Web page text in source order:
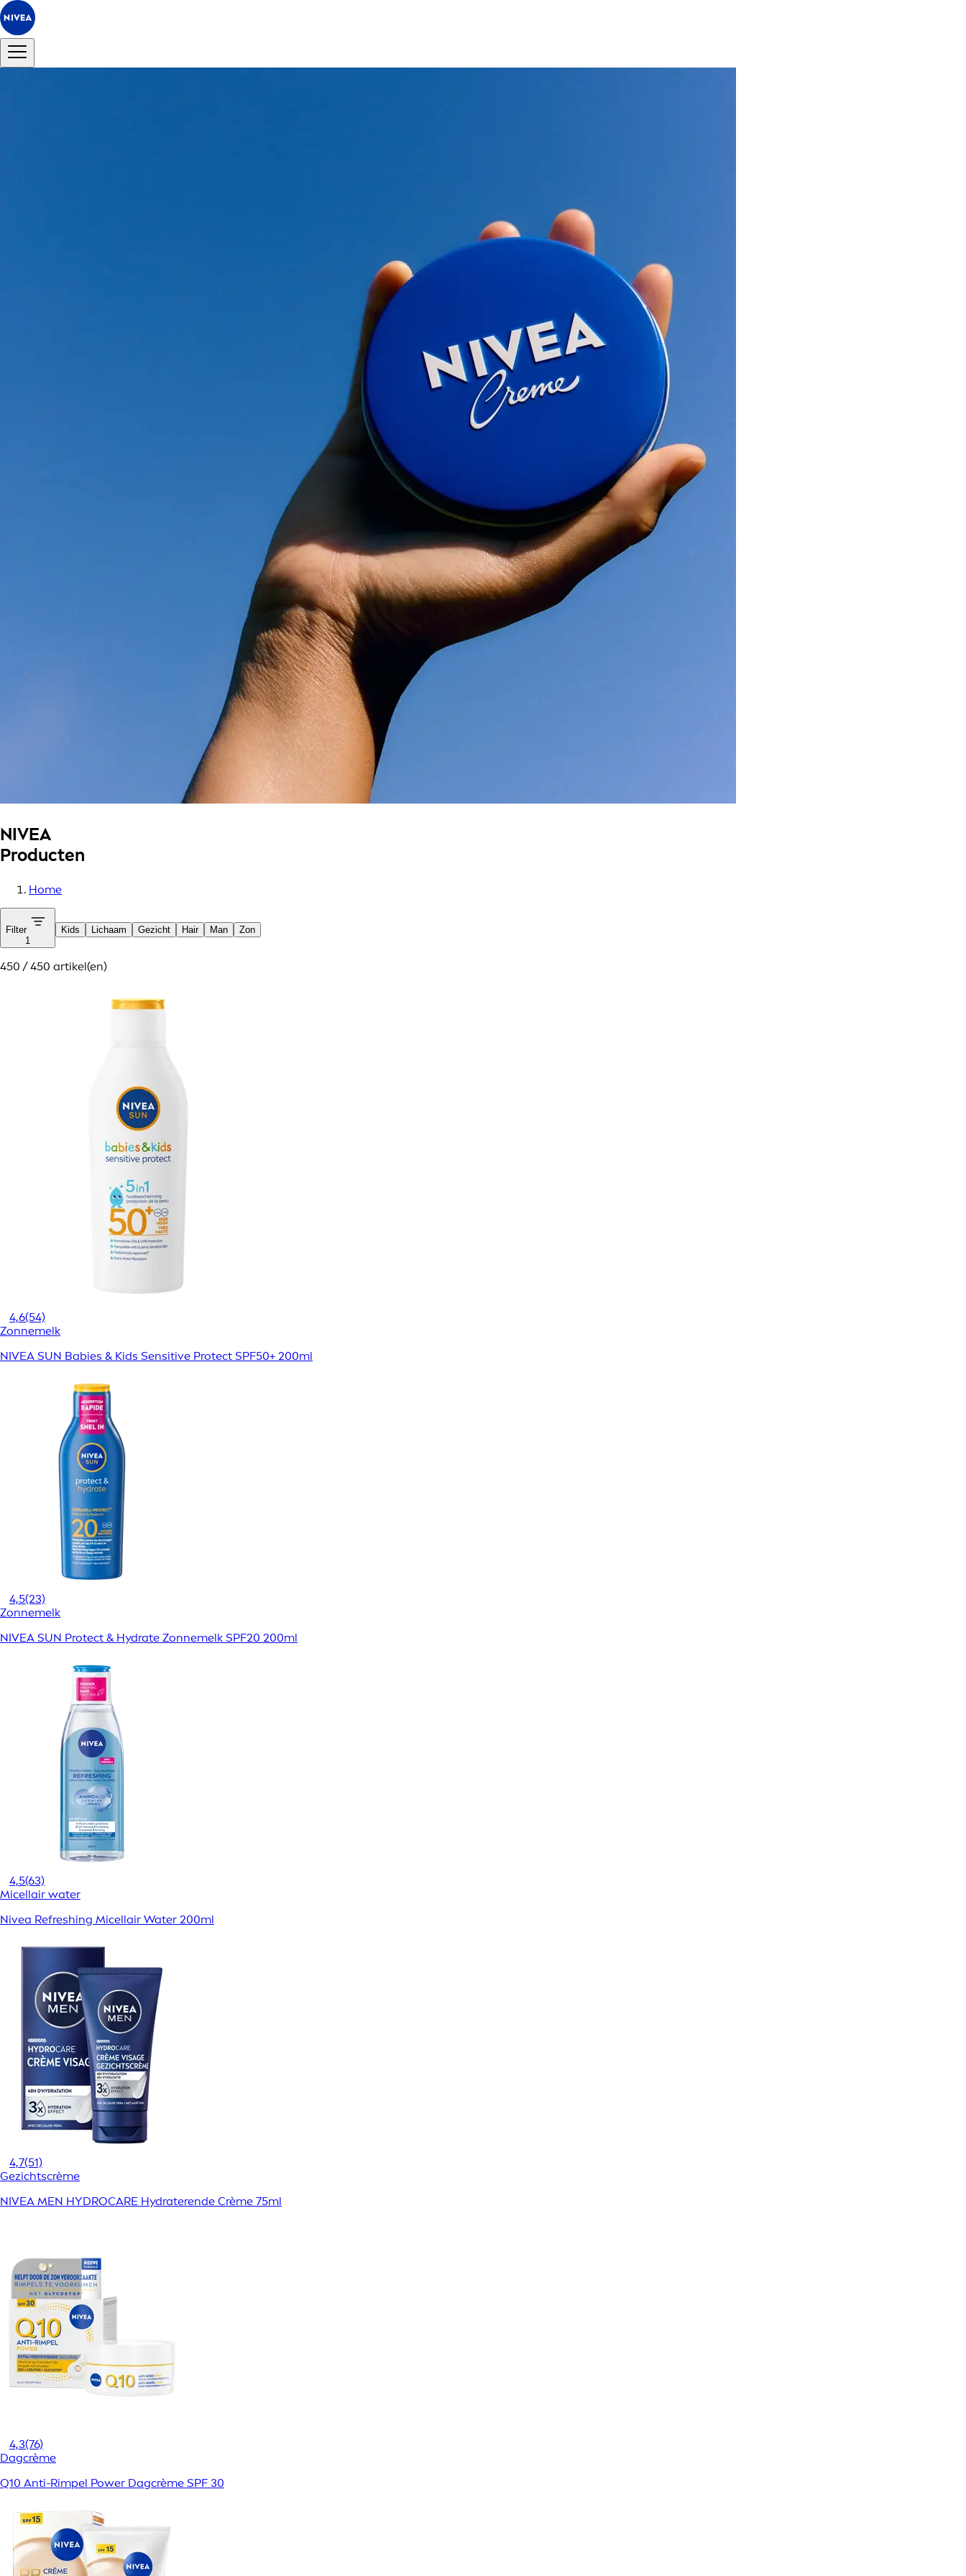
NIVEA
Producten
Home
Filter
1
Kids Lichaam Gezicht Hair Man Zon
450 / 450 artikel(en)
4,6(54)
Zonnemelk
NIVEA SUN Babies & Kids Sensitive Protect SPF50+ 200ml
4,5(23)
Zonnemelk
NIVEA SUN Protect & Hydrate Zonnemelk SPF20 200ml
4,5(63)
Micellair water
Nivea Refreshing Micellair Water 200ml
4,7(51)
Gezichtscrème
NIVEA MEN HYDROCARE Hydraterende Crème 75ml
4,3(76)
Dagcrème
Q10 Anti-Rimpel Power Dagcrème SPF 30